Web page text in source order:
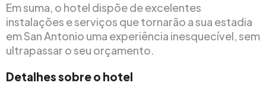
Em suma, o hotel dispõe de excelentes
instalações e serviços que tornarão a sua estadia
em San Antonio uma experiência inesquecível, sem
ultrapassar o seu orçamento.
Detalhes sobre o hotel